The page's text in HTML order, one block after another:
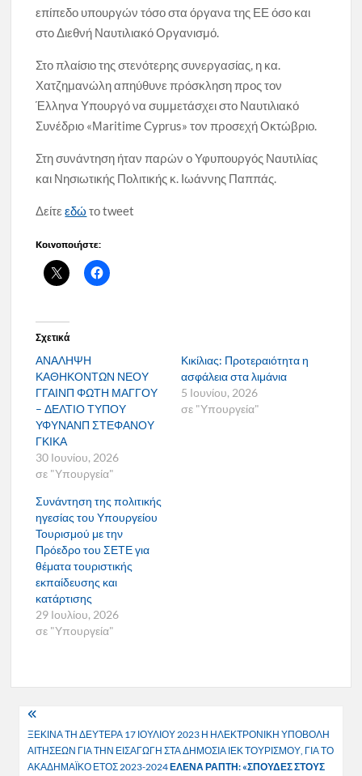
επίπεδο υπουργών τόσο στα όργανα της ΕΕ όσο και
στo Διεθνή Ναυτιλιακό Οργανισμό.
Στο πλαίσιο της στενότερης συνεργασίας, η κα.
Χατζημανώλη απηύθυνε πρόσκληση προς τον
Έλληνα Υπουργό να συμμετάσχει στο Ναυτιλιακό
Συνέδριο «Μaritime Cyprus» τον προσεχή Οκτώβριο.
Στη συνάντηση ήταν παρών ο Υφυπουργός Ναυτιλίας
και Νησιωτικής Πολιτικής κ. Ιωάννης Παππάς.
Δείτεεδώ το tweet
Κοινοποιήστε:
Σχετικά
ΑΝΑΛΗΨΗ
ΚΑΘΗΚΟΝΤΩΝ ΝΕΟΥ
ΓΓΑΙΝΠ ΦΩΤΗ ΜΑΓΓΟΥ
– ΔΕΛΤΙΟ ΤΥΠΟΥ
ΥΦΥΝΑΝΠ ΣΤΕΦΑΝΟΥ
ΓΚΙΚΑ
30 Ιουνίου, 2026
σε "Υπουργεία"
Κικίλιας: Προτεραιότητα η
ασφάλεια στα λιμάνια
5 Ιουνίου, 2026
σε "Υπουργεία"
Συνάντηση της πολιτικής
ηγεσίας του Υπουργείου
Τουρισμού με την
Πρόεδρο του ΣΕΤΕ για
θέματα τουριστικής
εκπαίδευσης και
κατάρτισης
29 Ιουλίου, 2026
σε "Υπουργεία"
Πλοήγηση
άρθρων
ΞΕΚΙΝΑ ΤΗ ΔΕΥΤΕΡΑ 17 ΙΟΥΛΙΟΥ 2023 Η ΗΛΕΚΤΡΟΝΙΚΗ ΥΠΟΒΟΛΗ
ΑΙΤΗΣΕΩΝ ΓΙΑ ΤΗΝ ΕΙΣΑΓΩΓΗ ΣΤΑ ΔΗΜΟΣΙΑ ΙΕΚ ΤΟΥΡΙΣΜΟΥ, ΓΙΑ ΤΟ
ΑΚΑΔΗΜΑΪΚΟ ΕΤΟΣ 2023-2024ΕΛΕΝΑ ΡΑΠΤΗ: «ΣΠΟΥΔΕΣ ΣΤΟΥΣ